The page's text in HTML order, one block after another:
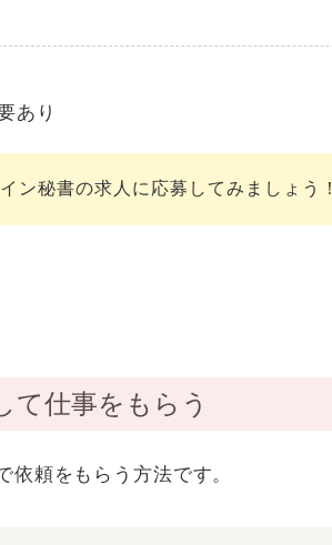
あり
ン秘書の求人に応募してみましょう！
仕事をもらう
依頼をもらう方法です。